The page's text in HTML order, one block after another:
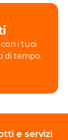
i tuoi
di tempo.
e servizi